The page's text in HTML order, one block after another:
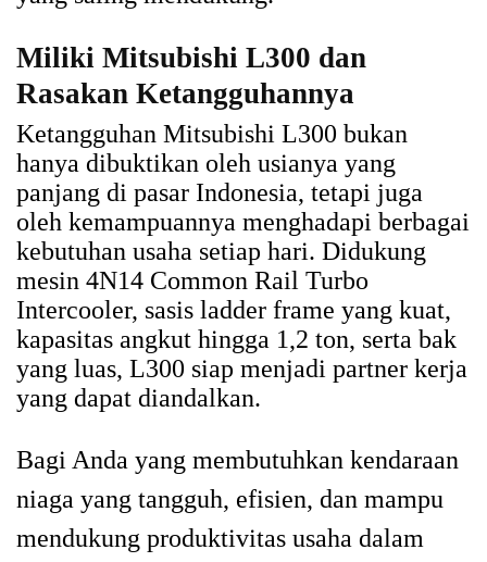
Miliki Mitsubishi L300 dan
Rasakan Ketangguhannya
Ketangguhan Mitsubishi L300 bukan
hanya dibuktikan oleh usianya yang
panjang di pasar Indonesia, tetapi juga
oleh kemampuannya menghadapi berbagai
kebutuhan usaha setiap hari. Didukung
mesin 4N14 Common Rail Turbo
Intercooler, sasis ladder frame yang kuat,
kapasitas angkut hingga 1,2 ton, serta bak
yang luas, L300 siap menjadi partner kerja
yang dapat diandalkan.
Bagi Anda yang membutuhkan kendaraan
niaga yang tangguh, efisien, dan mampu
mendukung produktivitas usaha dalam